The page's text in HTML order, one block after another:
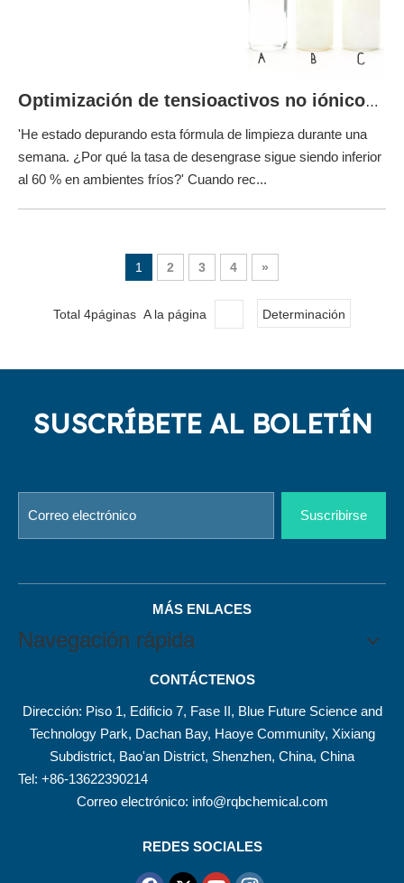
Optimización de tensioactivos no iónicos para un desengrasado industrial de alta eficiencia
'He estado depurando esta fórmula de limpieza durante una
semana. ¿Por qué la tasa de desengrase sigue siendo inferior
al 60 % en ambientes fríos?' Cuando rec...
1 2 3 4 »
Total 4páginas A la página Determinación
SUSCRÍBETE AL BOLETÍN
Suscribirse
MÁS ENLACES
Navegación rápida
CONTÁCTENOS
Dirección: Piso 1, Edificio 7, Fase II, Blue Future Science and
Technology Park, Dachan Bay, Haoye Community, Xixiang
Subdistrict, Bao'an District, Shenzhen, China, China
Tel: +86-13622390214
Correo electrónico: info@rqbchemical.com
REDES SOCIALES